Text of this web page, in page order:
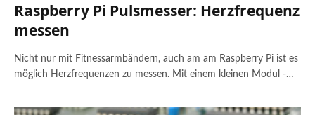
Raspberry Pi Pulsmesser: Herzfrequenz
messen
Nicht nur mit Fitnessarmbändern, auch am am Raspberry Pi ist es
möglich Herzfrequenzen zu messen. Mit einem kleinen Modul -…